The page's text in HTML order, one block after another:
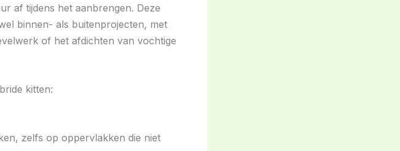
af tijdens het aanbrengen. Deze
binnen- als buitenprojecten, met
of het afdichten van vochtige
kitten:
zelfs op oppervlakken die niet